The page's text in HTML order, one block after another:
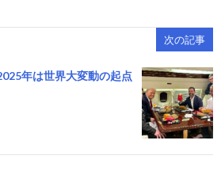
次の記事
年は世界大変動の起点